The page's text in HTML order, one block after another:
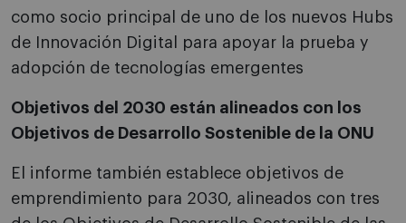
como socio principal de uno de los nuevos Hubs
de Innovación Digital para apoyar la prueba y
adopción de tecnologías emergentes
Objetivos del 2030 están alineados con los
Objetivos de Desarrollo Sostenible de la ONU
El informe también establece objetivos de
emprendimiento para 2030, alineados con tres